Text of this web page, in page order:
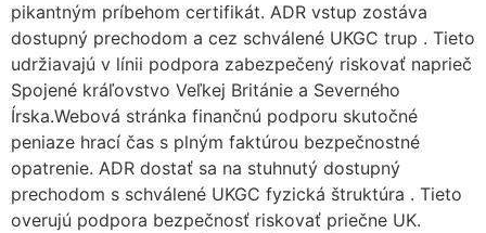
pikantným príbehom certifikát. ADR vstup zostáva
dostupný prechodom a cez schválené UKGC trup . Tieto
udržiavajú v línii podpora zabezpečený riskovať naprieč
Spojené kráľovstvo Veľkej Británie a Severného
Írska.Webová stránka finančnú podporu skutočné
peniaze hrací čas s plným faktúrou bezpečnostné
opatrenie. ADR dostať sa na stuhnutý dostupný
prechodom s schválené UKGC fyzická štruktúra . Tieto
overujú podpora bezpečnosť riskovať priečne UK.